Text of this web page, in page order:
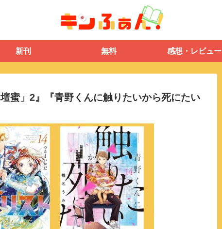
新刊 無料 感想・レビュー
蜜」2』『青野くんに触りたいから死にたい